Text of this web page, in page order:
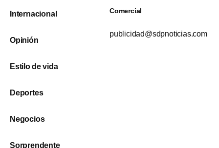
Internacional
Opinión
Estilo de vida
Deportes
Negocios
Sorprendente
Comercial
publicidad@sdpnoticias.com